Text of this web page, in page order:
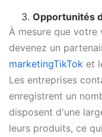
Opportunités
À mesure que votre
devenez un
marketingTikTok et
Les entreprises
enregistrent un
disposent d'une
leurs produits, ce